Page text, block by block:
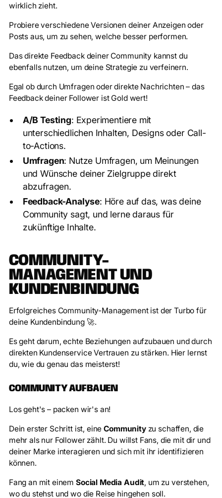
wirklich zieht.
Probiere verschiedene Versionen deiner Anzeigen oder
Posts aus, um zu sehen, welche besser performen.
Das direkte Feedback deiner Community kannst du
ebenfalls nutzen, um deine Strategie zu verfeinern.
Egal ob durch Umfragen oder direkte Nachrichten – das
Feedback deiner Follower ist Gold wert!
A/B Testing: Experimentiere mit
unterschiedlichen Inhalten, Designs oder Call-
to-Actions.
Umfragen: Nutze Umfragen, um Meinungen
und Wünsche deiner Zielgruppe direkt
abzufragen.
Feedback-Analyse: Höre auf das, was deine
Community sagt, und lerne daraus für
zukünftige Inhalte.
COMMUNITY-
MANAGEMENT UND
KUNDENBINDUNG
Erfolgreiches Community-Management ist der Turbo für
deine Kundenbindung 🚀.
Es geht darum, echte Beziehungen aufzubauen und durch
direkten Kundenservice Vertrauen zu stärken. Hier lernst
du, wie du genau das meisterst!
COMMUNITY AUFBAUEN
Los geht's – packen wir's an!
Dein erster Schritt ist, eineCommunityzu schaffen, die
mehr als nur Follower zählt. Du willst Fans, die mit dir und
deiner Marke interagieren und sich mit ihr identifizieren
können.
Fang an mit einemSocial Media Audit, um zu verstehen,
wo du stehst und wo die Reise hingehen soll.